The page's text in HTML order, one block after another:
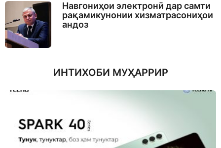
Навгониҳои электронӣ дар самти
рақамикунонии хизматрасониҳои
андоз
ИНТИХОБИ МУҲАРРИР